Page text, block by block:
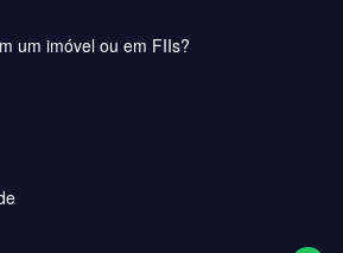
um imóvel ou em FIIs?